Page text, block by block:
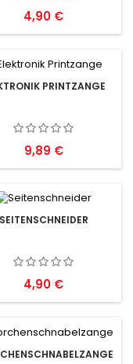
Preis
4,90 €
PRINTZANGE
Preis
9,89 €
SEITENSCHNEIDER
Preis
4,90 €